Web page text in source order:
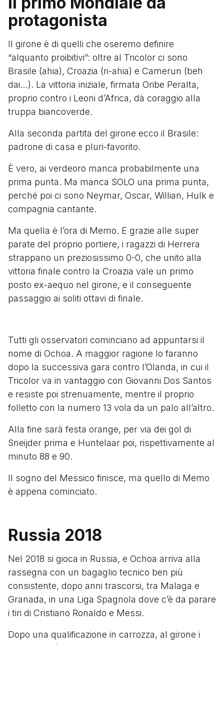
protagonista
Il girone è di quelli che oseremo definire
“alquanto proibitivi”: oltre al Tricolor ci sono
Brasile (ahia), Croazia (ri-ahia) e Camerun (beh
dai…). La vittoria iniziale, firmata Oribe Peralta,
proprio contro i Leoni d’Africa, dà coraggio alla
truppa biancoverde.
Alla seconda partita del girone ecco il Brasile:
padrone di casa e pluri-favorito.
È vero, ai verdeoro manca probabilmente una
prima punta. Ma manca SOLO una prima punta,
perché poi ci sono Neymar, Oscar, Willian, Hulk e
compagnia cantante.
Ma quella è l’ora di Memo. E grazie alle super
parate del proprio portiere, i ragazzi di Herrera
strappano un preziosissimo 0-0, che unito alla
vittoria finale contro la Croazia vale un primo
posto ex-aequo nel girone, e il conseguente
passaggio ai soliti ottavi di finale.
Tutti gli osservatori cominciano ad appuntarsi il
nome di Ochoa. A maggior ragione lo faranno
dopo la successiva gara contro l’Olanda, in cui il
Tricolor va in vantaggio con Giovanni Dos Santos
e resiste poi strenuamente, mentre il proprio
folletto con la numero 13 vola da un palo all’altro.
Alla fine sarà festa orange, per via dei gol di
Sneijder prima e Huntelaar poi, rispettivamente al
minuto 88 e 90.
Il sogno del Messico finisce, ma quello di Memo
è appena cominciato.
Russia 2018
Nel 2018 si gioca in Russia, e Ochoa arriva alla
rassegna con un bagaglio tecnico ben più
consistente, dopo anni trascorsi, tra Malaga e
Granada, in una Liga Spagnola dove c’è da parare
i tiri di Cristiano Ronaldo e Messi.
Dopo una qualificazione in carrozza, al girone i
ragazzi dell’ennesimo c.t. Osorio battono subito la